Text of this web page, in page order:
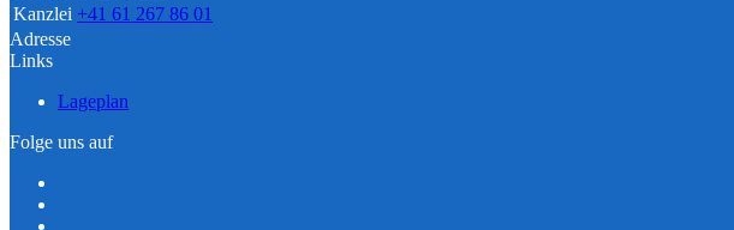
Kanzlei +41 61 267 86 01
Adresse
Links
Lageplan
Folge uns auf